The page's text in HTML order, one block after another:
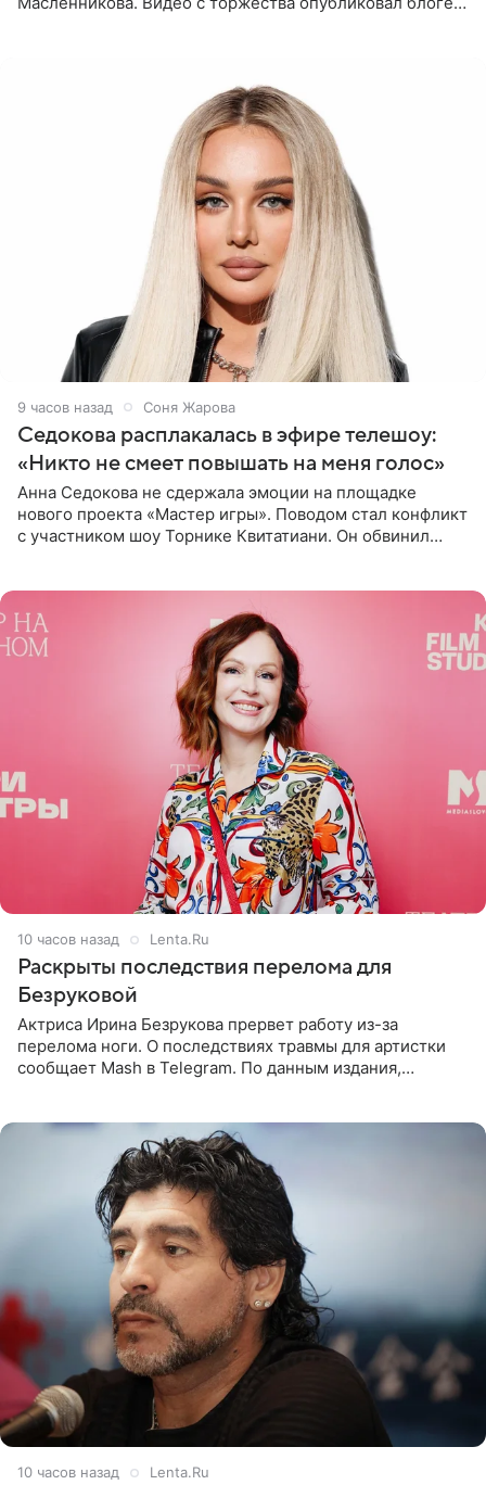
9 часов назад Соня Жарова
Седокова расплакалась в эфире телешоу:
«Никто не смеет повышать на меня голос»
Анна Седокова не сдержала эмоции на площадке
нового проекта «Мастер игры». Поводом стал конфликт
с участником шоу Торнике Квитатиани. Он обвинил
10 часов назад Lenta.Ru
Раскрыты последствия перелома для
Безруковой
Актриса Ирина Безрукова прервет работу из-за
перелома ноги. О последствиях травмы для артистки
сообщает Mash в Telegram. По данным издания,
10 часов назад Lenta.Ru